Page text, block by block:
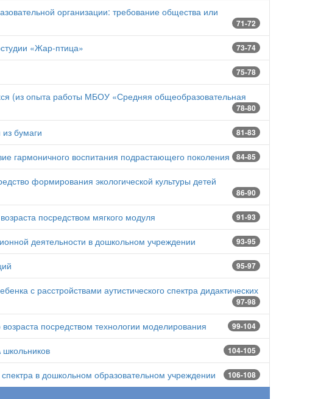
организации: требование общества или
71-72
«Жар-птица» 73-74
75-78
(из опыта работы МБОУ «Средняя общеобразовательная
78-80
бумаги 81-83
гармоничного воспитания подрастающего поколения 84-85
формирования экологической культуры детей
86-90
посредством мягкого модуля 91-93
деятельности в дошкольном учреждении 93-95
95-97
с расстройствами аутистического спектра дидактических
97-98
посредством технологии моделирования 99-104
104-105
в дошкольном образовательном учреждении 106-108